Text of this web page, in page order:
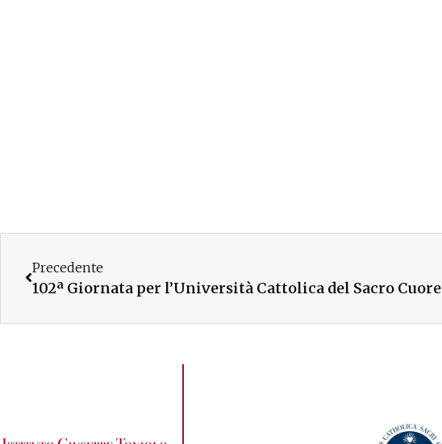
Precedente
102ª Giornata per l’Università Cattolica del Sacro Cuore